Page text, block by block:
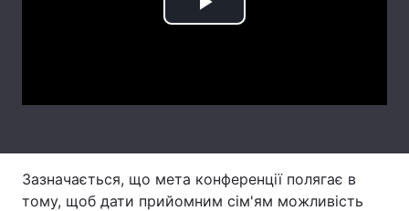
Вакансії
Play
Зазначається, що мета конференції полягає в
тому, щоб дати прийомним сім'ям можливість